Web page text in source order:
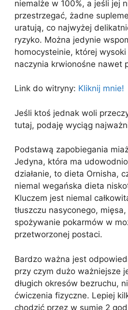
niemalże w 100%, a jeśli jej
przestrzegać, żadne
uratują, co najwyżej
ryzyko. Można jedynie
homocysteinie, której
naczynia krwionośne nawet
Link do witryny: Kliknij mnie!
Jeśli ktoś jednak woli
tutaj, podaję wyciąg
Podstawą zapobiegania
Jedyna, która ma
działanie, to dieta Ornisha,
niemal wegańska dieta
Kluczem jest niemal
tłuszczu nasyconego,
spożywanie pokarmów w
przetworzonej postaci.
Bardzo ważna jest
przy czym dużo ważniejsze
długich okresów bezruchu,
ćwiczenia fizyczne. Lepiej
chodzić przez w sumie 2